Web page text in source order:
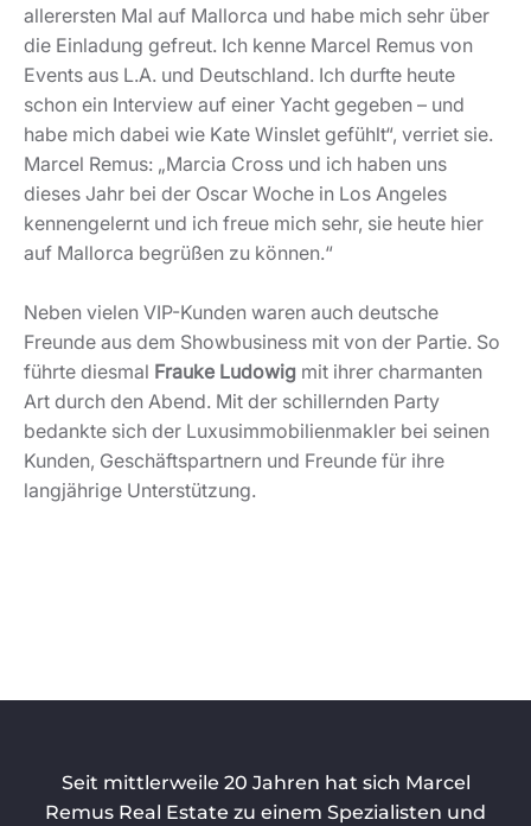
allerersten Mal auf Mallorca und habe mich sehr über
die Einladung gefreut. Ich kenne Marcel Remus von
Events aus L.A. und Deutschland. Ich durfte heute
schon ein Interview auf einer Yacht gegeben – und
habe mich dabei wie Kate Winslet gefühlt“, verriet sie.
Marcel Remus: „Marcia Cross und ich haben uns
dieses Jahr bei der Oscar Woche in Los Angeles
kennengelernt und ich freue mich sehr, sie heute hier
auf Mallorca begrüßen zu können.“
Neben vielen VIP-Kunden waren auch deutsche
Freunde aus dem Showbusiness mit von der Partie. So
führte diesmal Frauke Ludowig mit ihrer charmanten
Art durch den Abend. Mit der schillernden Party
bedankte sich der Luxusimmobilienmakler bei seinen
Kunden, Geschäftspartnern und Freunde für ihre
langjährige Unterstützung.
Seit mittlerweile 20 Jahren hat sich Marcel
Remus Real Estate zu einem Spezialisten und